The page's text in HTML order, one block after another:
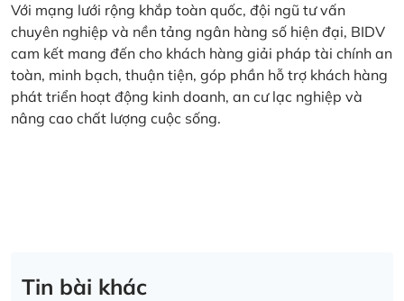
Với mạng lưới rộng khắp toàn quốc, đội ngũ tư vấn
chuyên nghiệp và nền tảng ngân hàng số hiện đại, BIDV
cam kết mang đến cho khách hàng giải pháp tài chính an
toàn, minh bạch, thuận tiện, góp phần hỗ trợ khách hàng
phát triển hoạt động kinh doanh, an cư lạc nghiệp và
nâng cao chất lượng cuộc sống.
Tin bài khác